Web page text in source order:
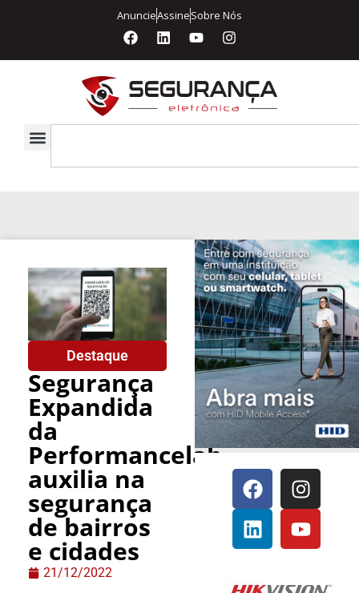
AnuncieAssineSobre Nós
Destaque
Segurança
Expandida
da
Performancelab
auxilia na
segurança
de bairros
e cidades
21/12/2022